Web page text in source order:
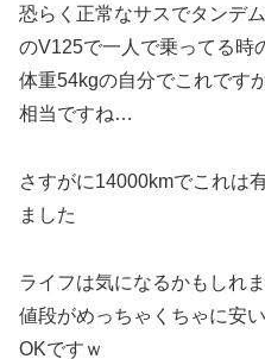
恐らく正常なサスでタンデ
のV125で一人で乗ってる時
体重54kgの自分でこれです
相当ですね…
さすがに14000kmでこれは
ました
ライフは気になるかもしれ
値段がめっちゃくちゃに安
OKですｗ